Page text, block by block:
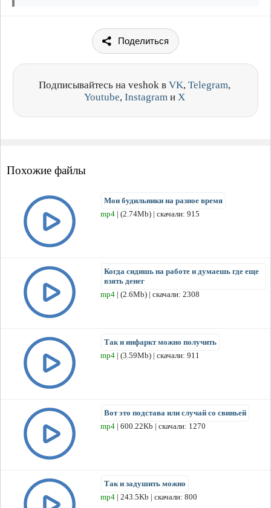
Поделиться
Подписывайтесь на veshok в VK, Telegram,
Youtube, Instagram и X
Похожие файлы
Мои будильники на разное время
mp4 | (2.74Mb) | скачали: 915
Когда сидишь на работе и думаешь где еще
взять денег
mp4 | (2.6Mb) | скачали: 2308
Так и инфаркт можно получить
mp4 | (3.59Mb) | скачали: 911
Вот это подстава или случай со свиньей
mp4 | 600.22Kb | скачали: 1270
Так и задушить можно
mp4 | 243.5Kb | скачали: 800